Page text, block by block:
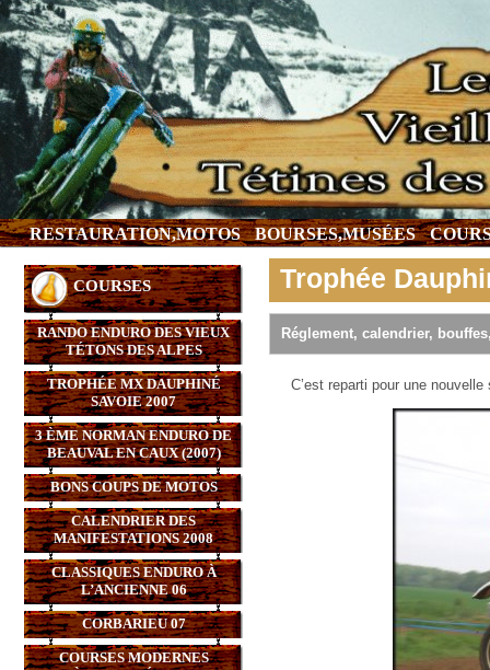
RESTAURATION,MOTOS BOURSES,MUSÉES
COURSES
RANDO ENDURO DES VIEUX
TÉTONS DES ALPES
TROPHÉE MX DAUPHINÉ
SAVOIE 2007
3 ÈME NORMAN ENDURO DE
BEAUVAL EN CAUX (2007)
BONS COUPS DE MOTOS
CALENDRIER DES
MANIFESTATIONS 2008
CLASSIQUES ENDURO À
L’ANCIENNE 06
CORBARIEU 07
COURSES MODERNES
Trophée
Réglement, calendrier,
C’est reparti pour une